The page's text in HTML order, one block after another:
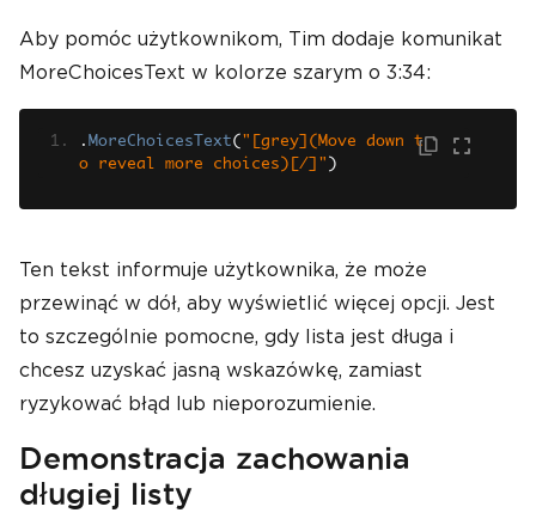
Aby pomóc użytkownikom, Tim dodaje komunikat
MoreChoicesText w kolorze szarym o 3:34:
. MoreChoicesText( "[grey](Move down t
o reveal more choices)[/]" )
Ten tekst informuje użytkownika, że może
przewinąć w dół, aby wyświetlić więcej opcji. Jest
to szczególnie pomocne, gdy lista jest długa i
chcesz uzyskać jasną wskazówkę, zamiast
ryzykować błąd lub nieporozumienie.
Demonstracja zachowania
długiej listy